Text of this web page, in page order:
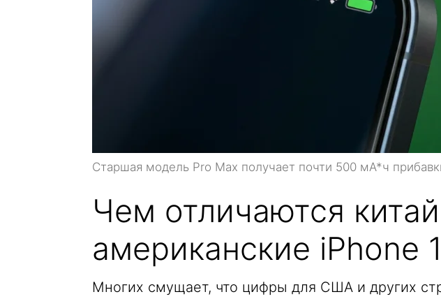
Старшая модель Pro Max получает почти 500 мА*ч
Чем отличаются
американские iPhone
Многих смущает, что цифры для США и других